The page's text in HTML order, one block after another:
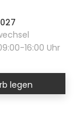
16:00 Uhr
legen